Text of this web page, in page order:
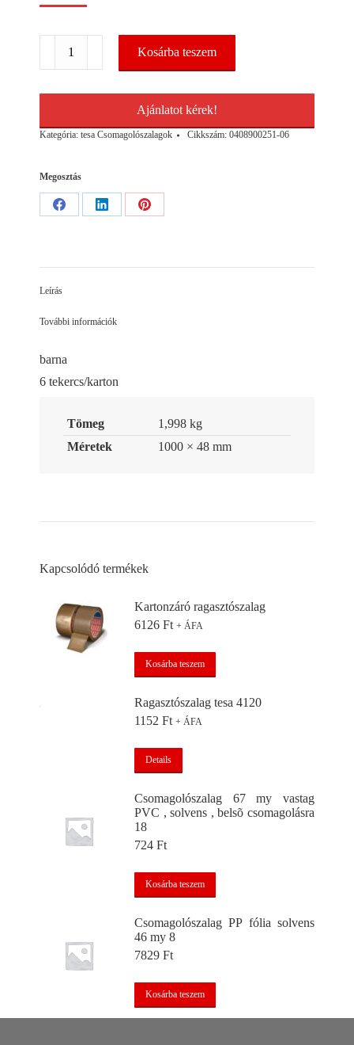
fólia
46
9
mennyiség
Kosárba teszem
Ajánlatot kérek!
Kategória: tesa Csomagolószalagok Cikkszám: 0408900251-06
Megosztás
Share
Share
Share
Leírás
További információk
barna
6 tekercs/karton
Tömeg
1,998 kg
Méretek
1000 × 48 mm
Kapcsolódó termékek
Kartonzáró ragasztószalag
6126 Ft + ÁFA
Kosárba teszem
Ragasztószalag tesa 4120
1152 Ft + ÁFA
Details
Csomagolószalag 67 my vastag
PVC , solvens , belsõ csomagolásra
18
724 Ft
Kosárba teszem
Csomagolószalag PP fólia solvens
46 my 8
7829 Ft
Kosárba teszem